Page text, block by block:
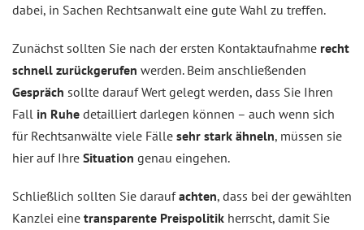
dabei, in Sachen Rechtsanwalt eine gute Wahl zu treffen.
Zunächst sollten Sie nach der ersten Kontaktaufnahme recht
schnell zurückgerufen werden. Beim anschließenden
Gespräch sollte darauf Wert gelegt werden, dass Sie Ihren
Fall in Ruhe detailliert darlegen können – auch wenn sich
für Rechtsanwälte viele Fälle sehr stark ähneln, müssen sie
hier auf Ihre Situation genau eingehen.
Schließlich sollten Sie daraufachten, dass bei der gewählten
Kanzlei eine transparente Preispolitik herrscht, damit Sie